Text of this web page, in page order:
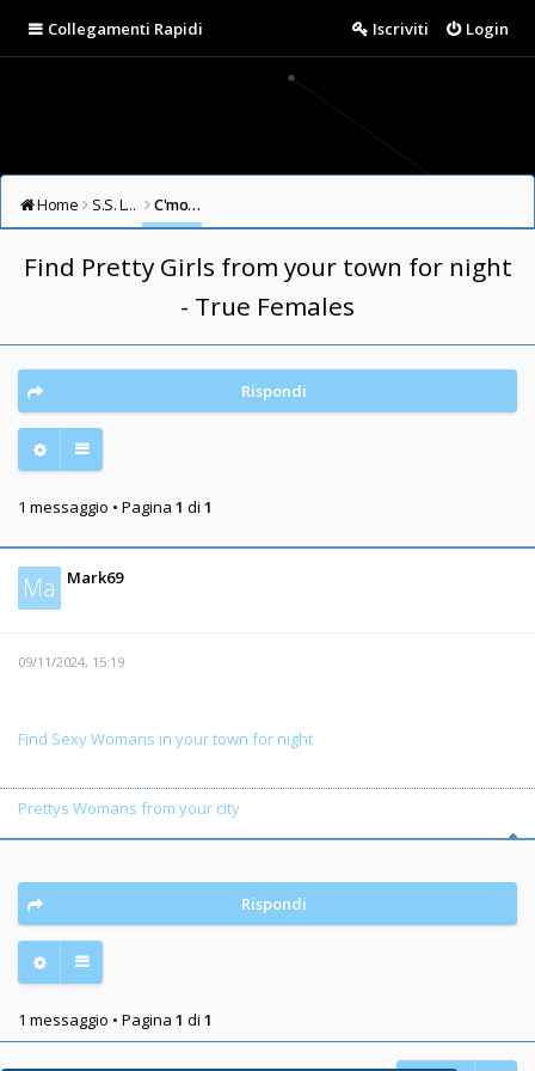
Collegamenti Rapidi Login
Iscriviti
Home S.S. LAZIO FORUM C'mon Guys (English/Other Languages Forum)
Find Pretty Girls from your town for night
- True Females
Rispondi
1 messaggio • Pagina 1 di 1
Ma Mark69
09/11/2024, 15:19
Find Sexy Womans in your town for night
Prettys Womans from your city
Rispondi
1 messaggio • Pagina 1 di 1